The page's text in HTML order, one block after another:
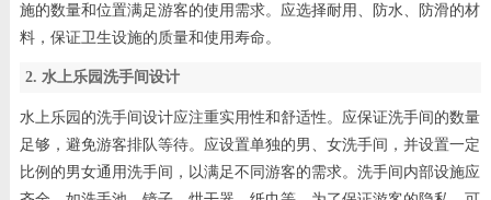
施的数量和位置满足游客的使用需求。应选择耐用、防水、防滑的材
料，保证卫生设施的质量和使用寿命。
2. 水上乐园洗手间设计
水上乐园的洗手间设计应注重实用性和舒适性。应保证洗手间的数量
足够，避免游客排队等待。应设置单独的男、女洗手间，并设置一定
比例的男女通用洗手间，以满足不同游客的需求。洗手间内部设施应